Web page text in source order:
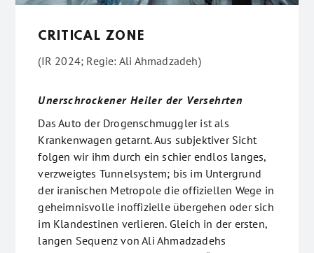
CRITICAL ZONE
(IR 2024; Regie: Ali Ahmadzadeh)
Unerschrockener Heiler der Versehrten
Das Auto der Drogenschmuggler ist als
Krankenwagen getarnt. Aus subjektiver Sicht
folgen wir ihm durch ein schier endlos langes,
verzweigtes Tunnelsystem; bis im Untergrund
der iranischen Metropole die offiziellen Wege in
geheimnisvolle inoffizielle übergehen oder sich
im Klandestinen verlieren. Gleich in der ersten,
langen Sequenz von Ali Ahmadzadehs